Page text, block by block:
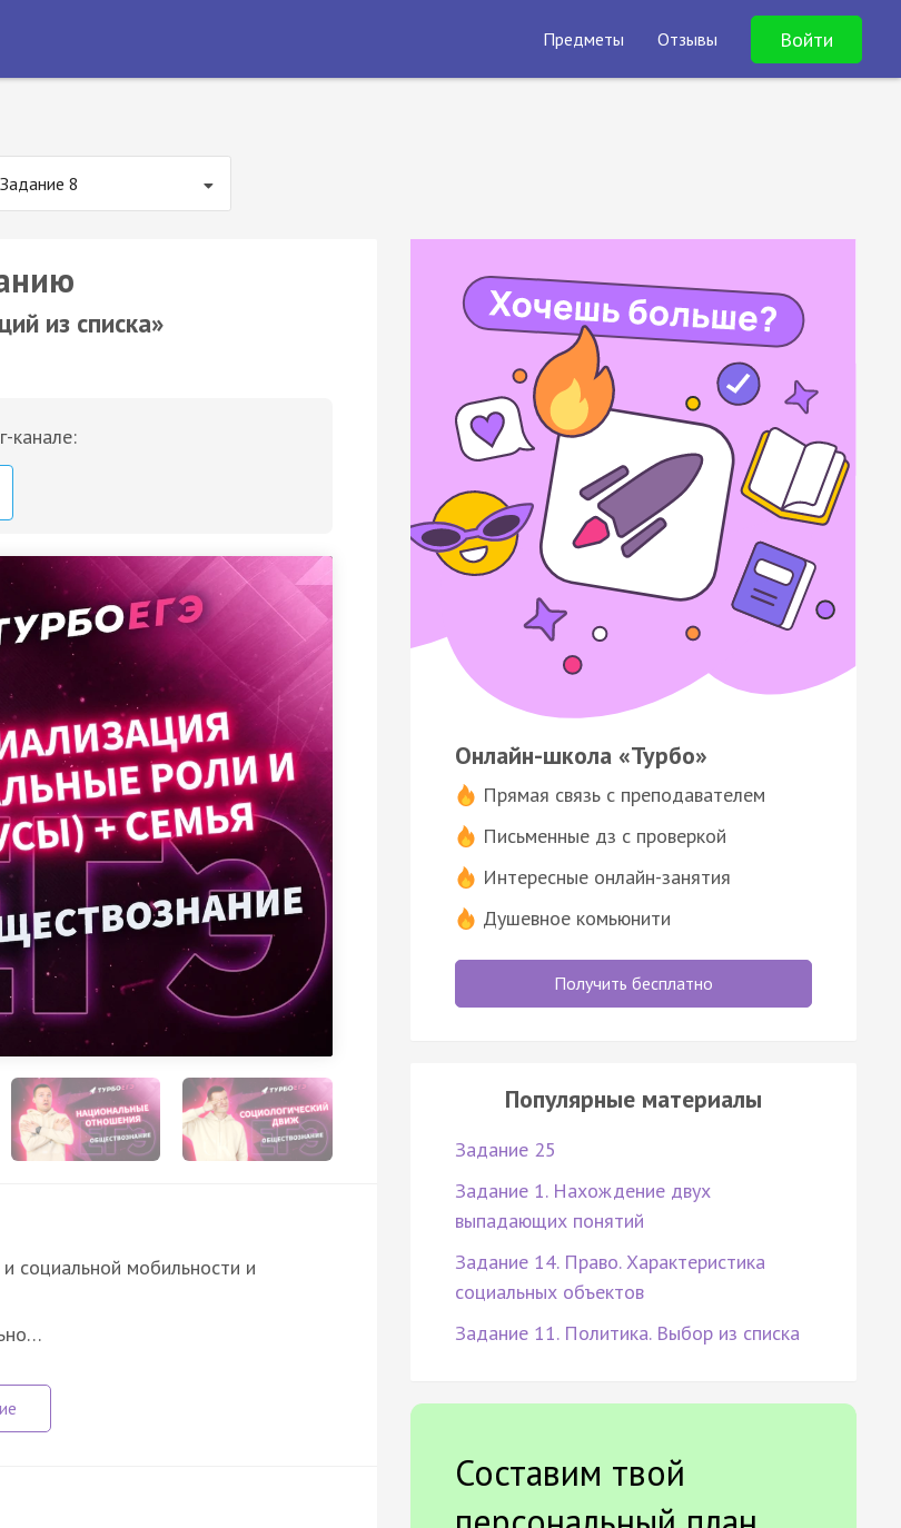
Предметы Отзывы Войти
Задание 8
из списка»
канале:
социальной мобильности и
Онлайн-школа «Турбо»
Прямая связь с преподавателем
Письменные дз с проверкой
Интересные онлайн-занятия
Душевное комьюнити
Получить бесплатно
Популярные материалы
Задание 25
Задание 1. Нахождение двух
выпадающих понятий
Задание 14. Право. Характеристика
социальных объектов
Задание 11. Политика. Выбор из списка
Составим твой